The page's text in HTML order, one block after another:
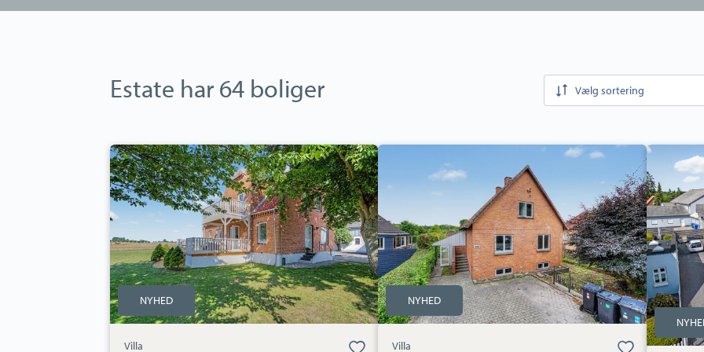
Estate har 64 boliger Vælg sortering
Villa:
Falkerslevvej
23,
Særslev,
4871
Horbelev
NYHED
Villa
Bolig er gemt
under dine
Gaabensevej
228,
4800
Nykøbing
F
NYHED
Villa
Bolig er gemt
under dine
Villa:
101,
4800
Nykøbing
F